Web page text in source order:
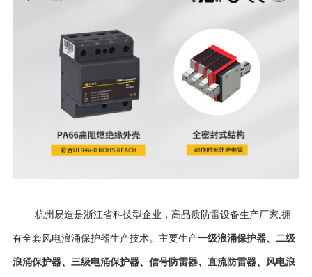
杭州易造是浙江省科技型企业，高品质防雷设备生产厂家,拥
有全套风电浪涌保护器生产技术。主要生产一级浪涌保护器、 二级
浪涌保护器、 三级电涌保护器、 信号防雷器、 直流防雷器、 风电浪